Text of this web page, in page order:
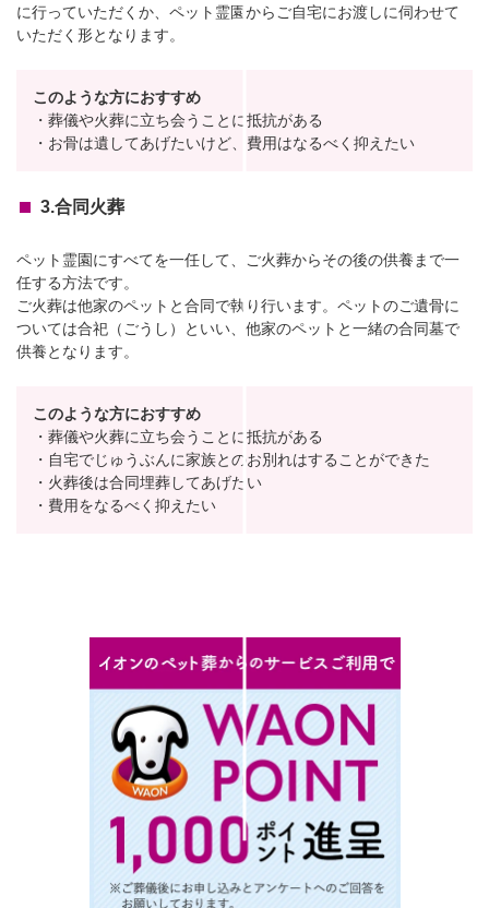
に行っていただくか、ペット霊園からご自宅にお渡しに伺わせて
いただく形となります。
このような方におすすめ
・葬儀や火葬に立ち会うことに抵抗がある
・お骨は遺してあげたいけど、費用はなるべく抑えたい
3.合同火葬
ペット霊園にすべてを一任して、ご火葬からその後の供養まで一
任する方法です。
ご火葬は他家のペットと合同で執り行います。ペットのご遺骨に
ついては合祀（ごうし）といい、他家のペットと一緒の合同墓で
供養となります。
このような方におすすめ
・葬儀や火葬に立ち会うことに抵抗がある
・自宅でじゅうぶんに家族とのお別れはすることができた
・火葬後は合同埋葬してあげたい
・費用をなるべく抑えたい